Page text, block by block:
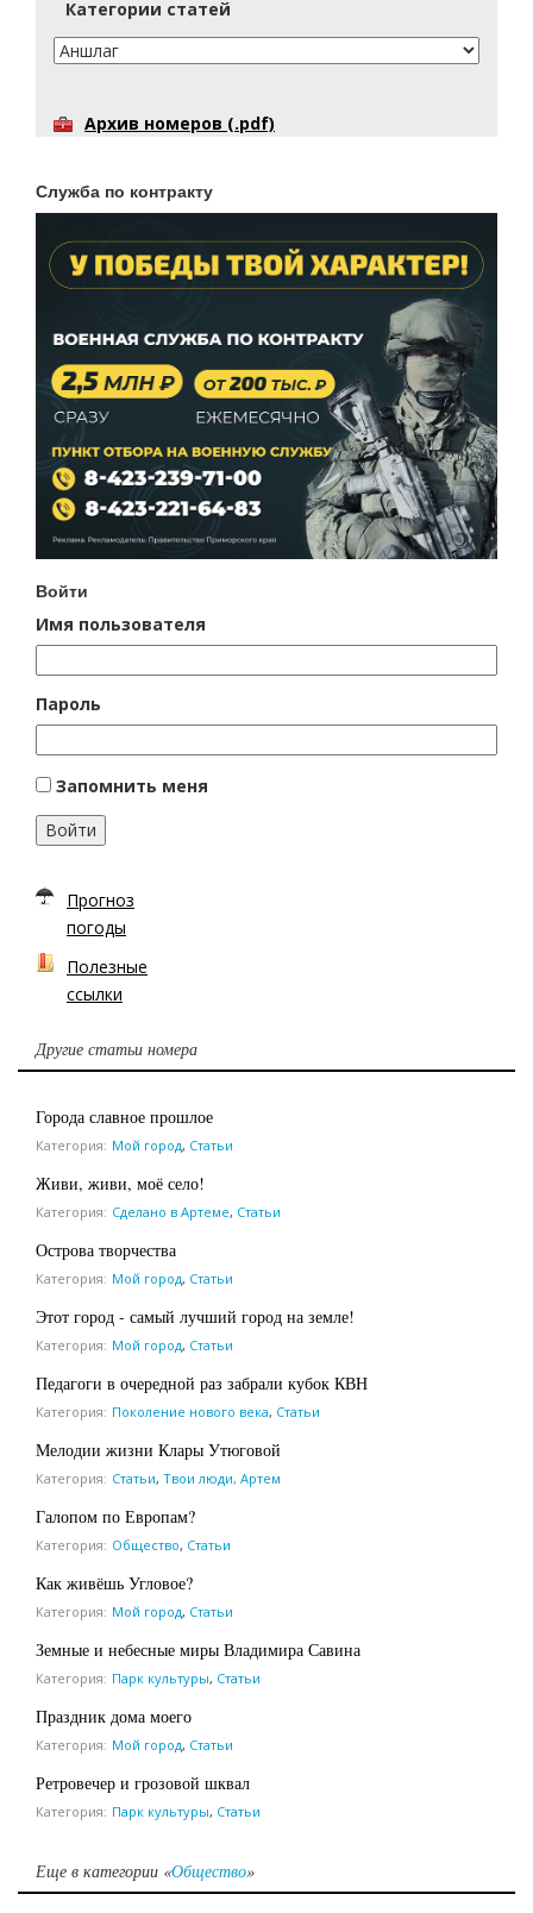
Категории статей
Архив номеров (.pdf)
Служба по контракту
Войти
Имя пользователя
Пароль
Запомнить меня
Войти
Прогноз
погоды
Полезные
ссылки
Другие статьи номера
Города славное прошлое
Категория: Мой город, Статьи
Живи, живи, моё село!
Категория: Сделано в Артеме, Статьи
Острова творчества
Категория: Мой город, Статьи
Этот город ­- самый лучший город на земле!
Категория: Мой город, Статьи
Педагоги в очередной раз забрали кубок КВН
Категория: Поколение нового века, Статьи
Мелодии жизни Клары Утюговой
Категория: Статьи, Твои люди, Артем
Галопом по Европам?
Категория: Общество, Статьи
Как живёшь Угловое?
Категория: Мой город, Статьи
Земные и небесные миры Владимира Савина
Категория: Парк культуры, Статьи
Праздник дома моего
Категория: Мой город, Статьи
Ретро­вечер и грозовой шквал
Категория: Парк культуры, Статьи
Еще в категории «Общество»